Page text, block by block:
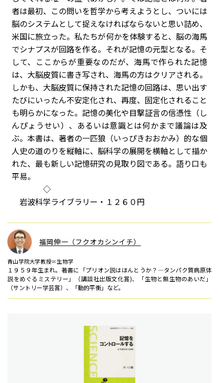
者は最初、この問いを哲学から考えようとし、ついには
脳のシステムとして捉えなければならないと思い詰め、
米国に旅立った。私たちが何かを体験すると、脳の海馬
でシナプスが回路を作る。それが記憶の元型となる。そ
して、ここからが重要なのだが、海馬で作られた記憶
は、大脳皮質に書き写され、海馬の方はクリアされる。
しかも、大脳皮質に保持された記憶の回路は、思い出す
たびにいったん不安定化され、再度、固定化されること
も明らかになった。記憶の美化や目撃証言の信憑性（し
んぴょうせい）、あるいは意識とは何かまで議論は及
ぶ。本書は、著者の一匹狼（いっぴきおおかみ）的な個
人史の道のりを縦軸に、脳科学の展開を横軸として描か
れた、最も新しい記憶研究の見取り図である。語り口も
平易。
◇
岩波科学ライブラリー・１２６０円
福岡伸一（フクオカシンイチ）
青山学院大学教授＝生物学
１９５９年生まれ。著書に「プリオン説はほんとうか？―タンパク質病原体
説をめぐるミステリー」（講談社出版文化賞)、「生物と無生物のあいだ」
（サントリー学芸賞）、「動的平衡」など。